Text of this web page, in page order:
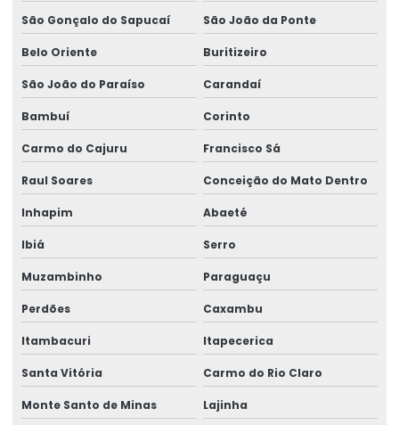
Talha Elétrica Aço Carbono
Talha Elétrica Aço Inox
Talha Elétrica Baixa Altura
Talha Elétrica Cabo De Aço
Talha Elétrica Capacidade 5 Toneladas
Talha Elétrica Com Capacidade Até 5 Toneladas
Talha Elétrica Com Controle Inteligente
Talha Elétrica Com Inversor De Frequência
Talha Elétrica Com Trole Incorporado
Talha Elétrica Compacta Para Indústria
São Gonçalo do Sapucaí São João da Ponte
Belo Oriente Buritizeiro
São João do Paraíso Carandaí
Bambuí Corinto
Carmo do Cajuru Francisco Sá
Raul Soares Conceição do Mato Dentro
Inhapim Abaeté
Ibiá Serro
Muzambinho Paraguaçu
Perdões Caxambu
Itambacuri Itapecerica
Santa Vitória Carmo do Rio Claro
Monte Santo de Minas Lajinha